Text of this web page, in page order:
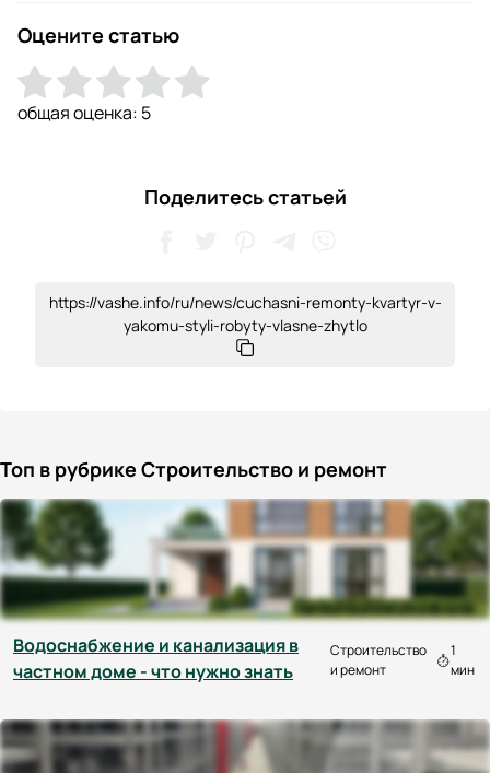
Оцените статью
общая оценка: 5
Поделитесь статьей
https://vashe.info/ru/news/cuchasni-remonty-kvartyr-v-
yakomu-styli-robyty-vlasne-zhytlo
Топ в рубрике Строительство и ремонт
Водоснабжение и канализация в
частном доме - что нужно знать
Строительство
и ремонт
1
мин